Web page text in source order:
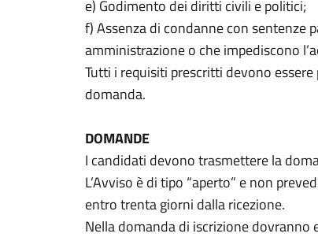
e) Godimento dei diritti civili e politici;
f) Assenza di condanne con sentenze
amministrazione o che impediscono
Tutti i requisiti prescritti devono
domanda.
DOMANDE
I candidati devono trasmettere la
L’Avviso è di tipo “aperto” e non
entro trenta giorni dalla ricezione.
Nella domanda di iscrizione dovranno